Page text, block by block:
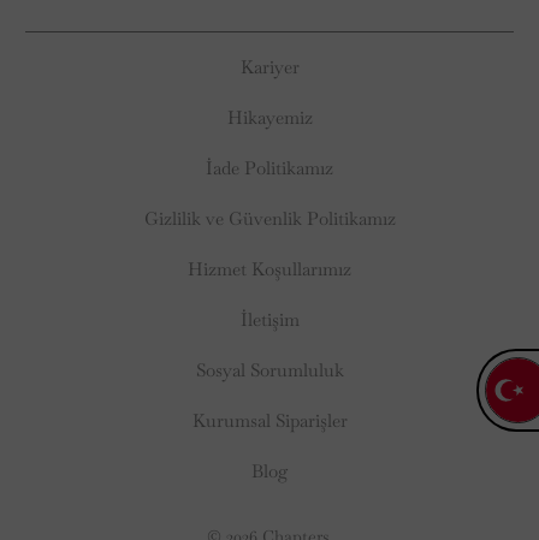
Kariyer
Hikayemiz
İade Politikamız
Gizlilik ve Güvenlik Politikamız
Hizmet Koşullarımız
İletişim
Sosyal Sorumluluk
Kurumsal Siparişler
Blog